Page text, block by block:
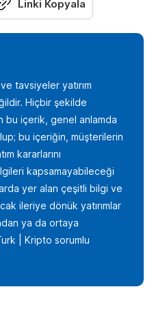
Linki Kopyala
tavsiyeler yatırım
Hiçbir şekilde
bu içerik, genel anlamda
bu içeriğin, müşterilerin
kararlarını
kapsamayabileceği
yer alan çeşitli bilgi ve
ileriye dönük yatırımlar
ya da ortaya
| Kripto sorumlu